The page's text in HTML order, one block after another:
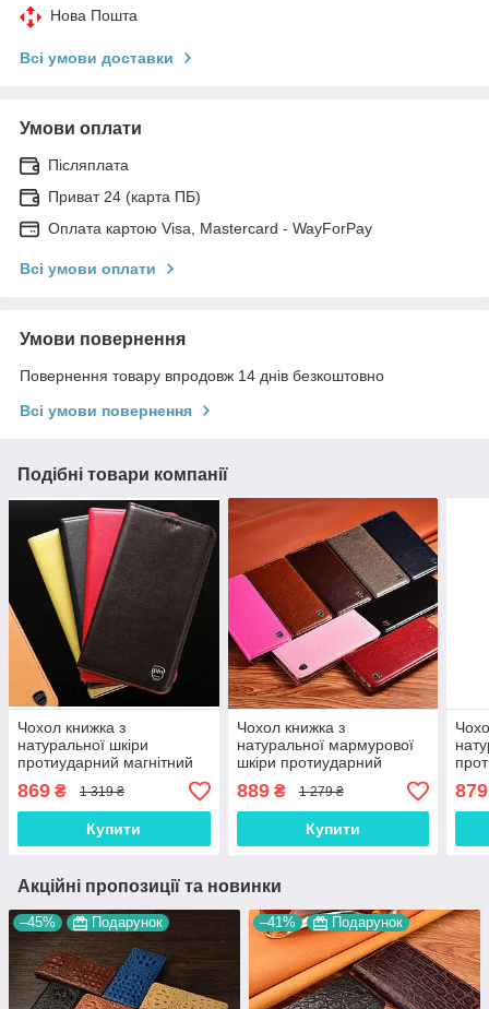
Нова Пошта
Всі умови доставки
Умови оплати
Післяплата
Приват 24 (карта ПБ)
Оплата картою Visa, Mastercard - WayForPay
Всі умови оплати
Умови повернення
Повернення товару впродовж 14 днів безкоштовно
Всі умови повернення
Подібні товари компанії
Чохол книжка з
натуральної шкіри
протиударний магнітний
для OnePlus Nord CE 2 5G
"CLASIC"
869 ₴ 1 319 ₴
Купити
Чохол книжка з
натуральної мармурової
шкіри протиударний
Nord CE 2 5G "MARBLE"
889₴ 1 279 ₴
Купити
Lite
879
Акційні пропозиції та новинки
–45% Подарунок –41% Подарунок